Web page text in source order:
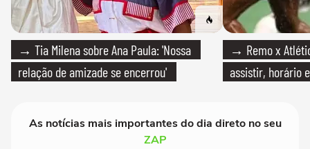
→ Tia Milena sobre Ana Paula: 'Nossa
relação de amizade se encerrou'
→ Remo x
assistir, horário
As notícias mais importantes do dia direto no seu
ZAP